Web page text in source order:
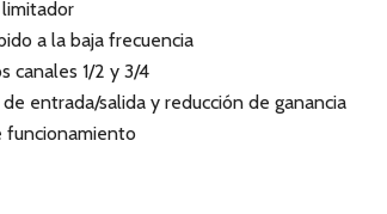
a la baja frecuencia
canales 1/2 y 3/4
entrada/salida y reducción de ganancia
funcionamiento